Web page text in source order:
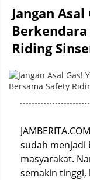
Jangan
Riding
sudah menjadi
masyarakat.
semakin